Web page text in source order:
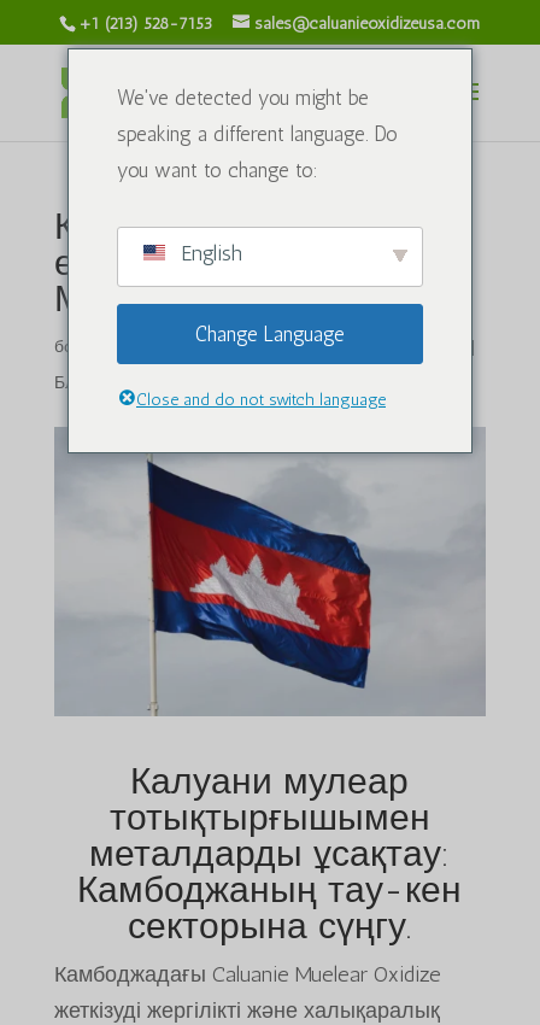
+1 (213) 528-7153 sales@caluanieoxidizeusa.com
Камбоджаның тау-кен
өнеркәсібіндегі Калуани
Мулеар оксидінің рөлі
бойынша caluanieoxidizeusa.com|12 ақпан, 2025 жыл
|
Блог
Калуани мулеар
тотықтырғышымен
металдарды ұсақтау:
Камбоджаның тау-кен
секторына сүңгу.
Камбоджадағы Caluanie Muelear Oxidize
жеткізуді жергілікті және халықаралық
We've detected you might be
speaking a different language. Do
you want to change to:
English
Change Language
Close and do not switch language